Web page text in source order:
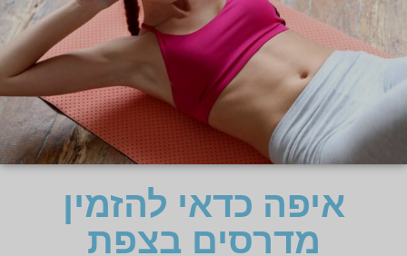
איפה כדאי להזמין
מדרסים בצפת